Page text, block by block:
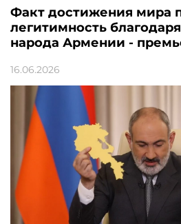
Факт достижения мира
легитимность
народа Армении -
16.06.2026